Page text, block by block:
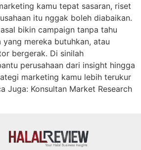
kamu tepat sasaran, riset
itu nggak boleh diabaikan.
bikin campaign tanpa tahu
mereka butuhkan, atau
bergerak. Di sinilah
perusahaan dari insight hingga
marketing kamu lebih terukur
Juga: Konsultan Market Research